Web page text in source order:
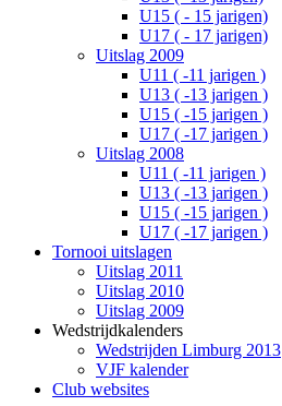
U15 ( - 15 jarigen)
U17 ( - 17 jarigen)
Uitslag 2009
U11 ( -11 jarigen )
U13 ( -13 jarigen )
U15 ( -15 jarigen )
U17 ( -17 jarigen )
Uitslag 2008
U11 ( -11 jarigen )
U13 ( -13 jarigen )
U15 ( -15 jarigen )
U17 ( -17 jarigen )
Tornooi uitslagen
Uitslag 2011
Uitslag 2010
Uitslag 2009
Wedstrijdkalenders
Wedstrijden Limburg 2013
VJF kalender
Club websites